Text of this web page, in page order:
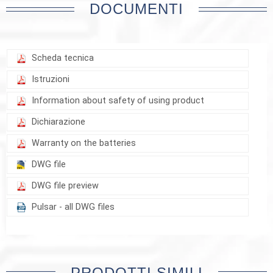
DOCUMENTI
Scheda tecnica
Istruzioni
Information about safety of using product
Dichiarazione
Warranty on the batteries
DWG file
DWG file preview
Pulsar - all DWG files